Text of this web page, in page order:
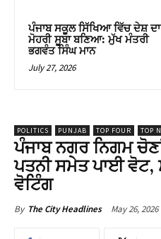
ਪੰਜਾਬ ਸਕੂਲ ਸਿੱਖਿਆ ਵਿੱਚ ਦੇਸ਼ ਦਾ
ਮੋਹਰੀ ਸੂਬਾ ਬਣਿਆ: ਮੁੱਖ ਮੰਤਰੀ
ਭਗਵੰਤ ਸਿੰਘ ਮਾਨ
July 27, 2026